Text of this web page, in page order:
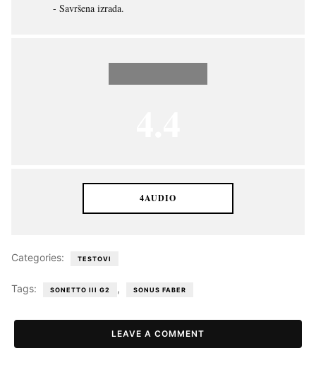
Savršena izrada.
4AUDIO
Categories: TESTOVI
Tags: SONETTO III G2 , SONUS FABER
LEAVE A COMMENT